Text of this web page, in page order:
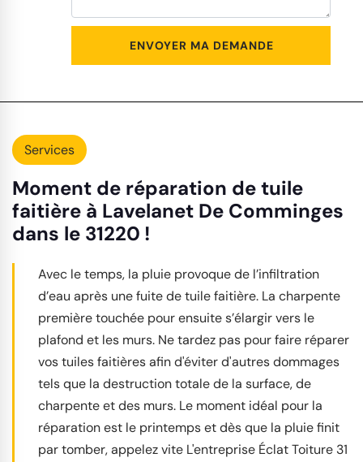
Services
Moment de réparation de tuile
faitière à Lavelanet De Comminges
dans le 31220 !
Avec le temps, la pluie provoque de l’infiltration
d’eau après une fuite de tuile faitière. La charpente
première touchée pour ensuite s’élargir vers le
plafond et les murs. Ne tardez pas pour faire réparer
vos tuiles faitières afin d'éviter d'autres dommages
tels que la destruction totale de la surface, de
charpente et des murs. Le moment idéal pour la
réparation est le printemps et dès que la pluie finit
par tomber, appelez vite L'entreprise Éclat Toiture 31